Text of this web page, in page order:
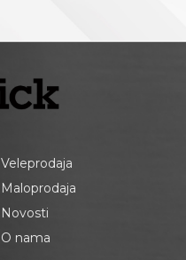
Veleprodaja
Maloprodaja
Novosti
O nama